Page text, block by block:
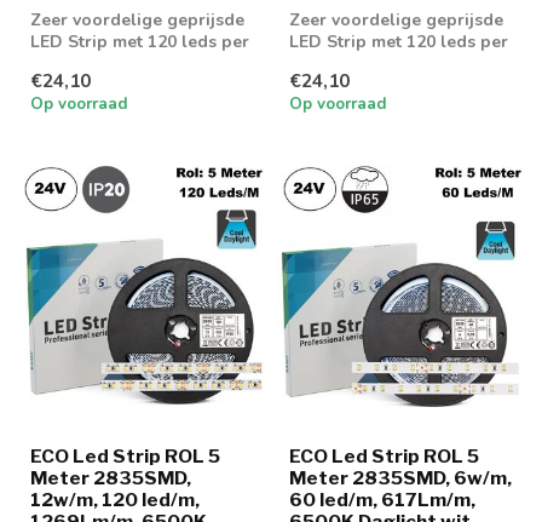
Zeer voordelige geprijsde
LED Strip met 120 leds per
lic...
€24,10
Op voorraad
Zeer voordelige geprijsde
LED Strip met 120 leds per
lic...
€24,10
Op voorraad
ECO Led Strip ROL 5
Meter 2835SMD,
12w/m, 120 led/m,
ECO Led Strip ROL 5
Meter 2835SMD, 6w/m,
60 led/m, 617Lm/m,